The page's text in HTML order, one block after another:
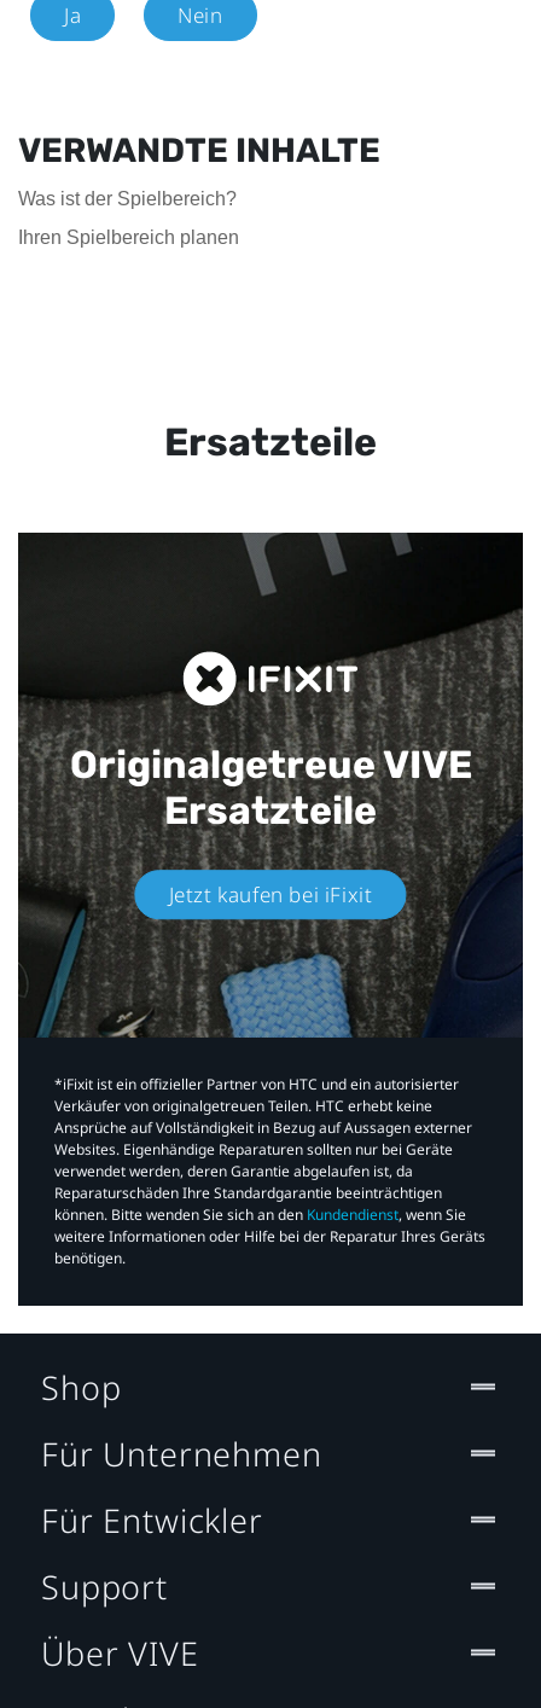
Ja Nein
VERWANDTE INHALTE
Was ist der Spielbereich?
Ihren Spielbereich planen
Ersatzteile
Originalgetreue VIVE
Ersatzteile
Jetzt kaufen bei iFixit​
*iFixit ist ein offizieller Partner von HTC und ein autorisierter
Verkäufer von originalgetreuen Teilen. HTC erhebt keine
Ansprüche auf Vollständigkeit in Bezug auf Aussagen externer
Websites. Eigenhändige Reparaturen sollten nur bei Geräte
verwendet werden, deren Garantie abgelaufen ist, da
Reparaturschäden Ihre Standardgarantie beeinträchtigen
können. Bitte wenden Sie sich an den Kundendienst, wenn Sie
weitere Informationen oder Hilfe bei der Reparatur Ihres Geräts
benötigen.​
Shop
Für Unternehmen
Für Entwickler
Support
Über VIVE